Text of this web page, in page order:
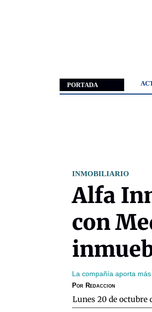
PORTADA
INMOBILIARIO
Alfa
con
La compañía aporta
Por Redaccion
lunes 20 de octubre